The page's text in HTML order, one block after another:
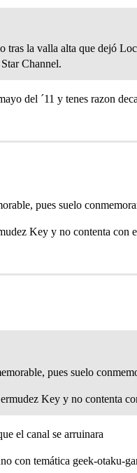
tras la valla alta que dejó
Channel.
del ´11 y tenes razon
pues suelo
Key y no contenta
pues suelo
Key y no contenta
el canal se arruinara
con temática geek-otaku-